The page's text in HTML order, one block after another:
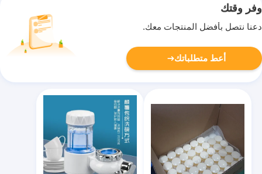
وفر وقتك
دعنا نتصل بأفضل المنتجات معك.
أعط متطلباتك